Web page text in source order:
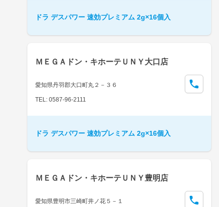
ドラ デスパワー 速効プレミアム 2g×16個入
ＭＥＧＡドン・キホーテＵＮＹ大口店
愛知県丹羽郡大口町丸２－３６
TEL: 0587-96-2111
ドラ デスパワー 速効プレミアム 2g×16個入
ＭＥＧＡドン・キホーテＵＮＹ豊明店
愛知県豊明市三崎町井ノ花５－１